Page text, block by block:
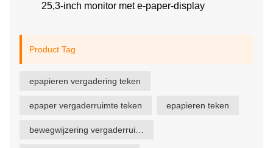
25,3-inch monitor met e-paper-display
Product Tag
epapieren vergadering teken
epaper vergaderruimte teken epapieren teken